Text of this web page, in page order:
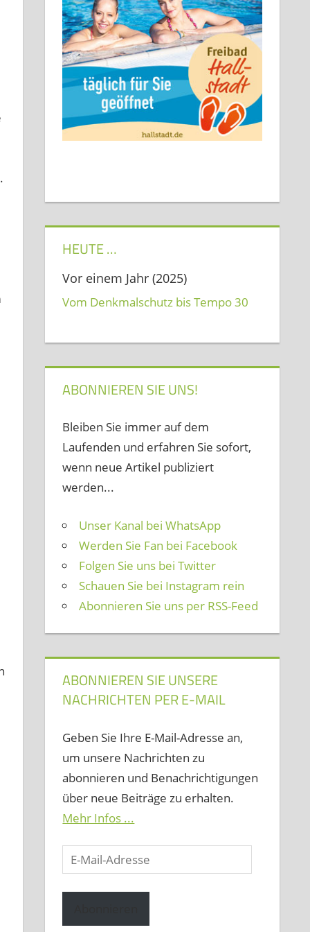
HEUTE …
Vor einem Jahr (2025)
Vom Denkmalschutz bis Tempo 30
ABONNIEREN SIE UNS!
Bleiben Sie immer auf dem
Laufenden und erfahren Sie sofort,
wenn neue Artikel publiziert
werden...
Unser Kanal bei WhatsApp
Werden Sie Fan bei Facebook
Folgen Sie uns bei Twitter
Schauen Sie bei Instagram rein
Abonnieren Sie uns per RSS-Feed
ABONNIEREN SIE UNSERE
NACHRICHTEN PER E-MAIL
Geben Sie Ihre E-Mail-Adresse an,
um unsere Nachrichten zu
abonnieren und Benachrichtigungen
über neue Beiträge zu erhalten.
Mehr Infos ...
E-
Mail-
Adresse